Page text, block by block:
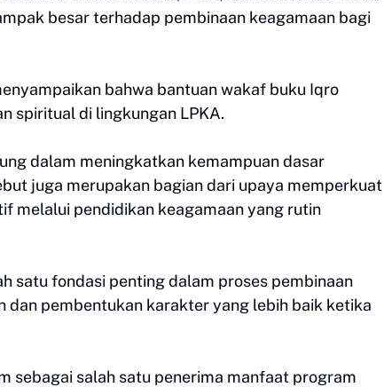
besar terhadap pembinaan keagamaan bagi
bahwa bantuan wakaf buku Iqro
spiritual di lingkungan LPKA.
dalam meningkatkan kemampuan dasar
juga merupakan bagian dari upaya memperkuat
melalui pendidikan keagamaan yang rutin
satu fondasi penting dalam proses pembinaan
dan pembentukan karakter yang lebih baik ketika
sebagai salah satu penerima manfaat program